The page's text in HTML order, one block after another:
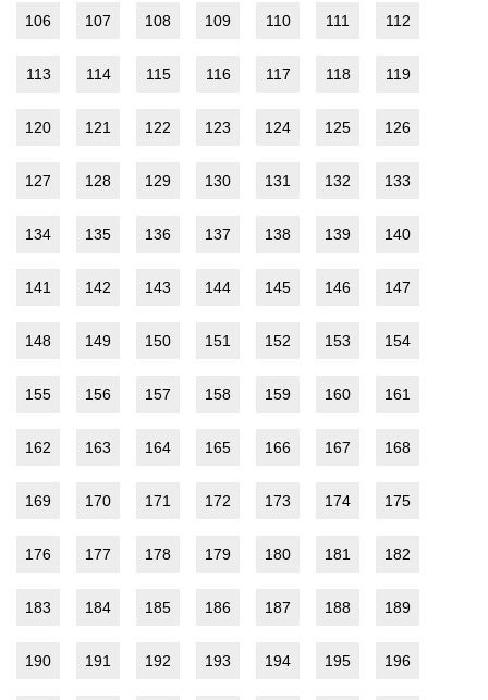
106 107 108 109 110 111 112
113 114 115 116 117 118 119
120 121 122 123 124 125 126
127 128 129 130 131 132 133
134 135 136 137 138 139 140
141 142 143 144 145 146 147
148 149 150 151 152 153 154
155 156 157 158 159 160 161
162 163 164 165 166 167 168
169 170 171 172 173 174 175
176 177 178 179 180 181 182
183 184 185 186 187 188 189
190 191 192 193 194 195 196